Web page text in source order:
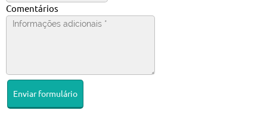
Comentários
Enviar formulário